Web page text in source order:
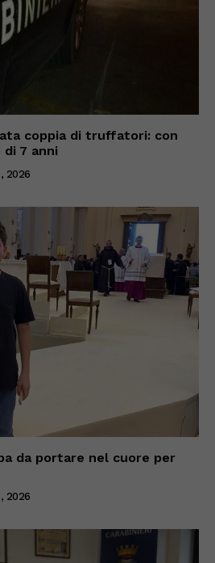
coppia di truffatori: con
7 anni
2026
da portare nel cuore per
2026